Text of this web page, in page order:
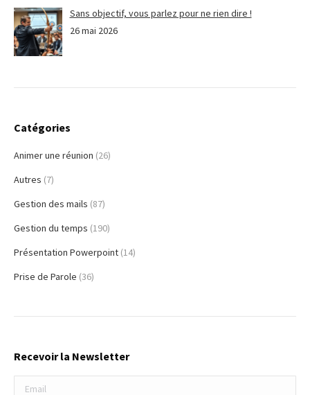
Sans objectif, vous parlez pour ne rien dire !
26 mai 2026
Catégories
Animer une réunion (26)
Autres (7)
Gestion des mails (87)
Gestion du temps (190)
Présentation Powerpoint (14)
Prise de Parole (36)
Recevoir la Newsletter